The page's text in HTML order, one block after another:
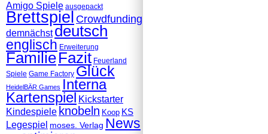
Amigo Spiele ausgepackt
Brettspiel Crowdfunding
demnächst deutsch
englisch Erweiterung
FamilieFazit Feuerland
Spiele Game Factory Glück
HeidelBÄR Games Interna
Kartenspiel Kickstarter
Kindespiele knobeln Koop KS
Legespiel moses. Verlag News